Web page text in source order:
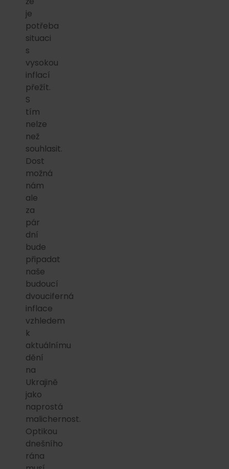
je
potřeba
situaci
s
vysokou
inflací
přežít.
S
tím
nelze
než
souhlasit.
Dost
možná
nám
ale
za
pár
dní
bude
připadat
naše
budoucí
dvouciferná
inflace
vzhledem
k
aktuálnímu
dění
na
Ukrajině
jako
naprostá
malichernost.
Optikou
dnešního
rána